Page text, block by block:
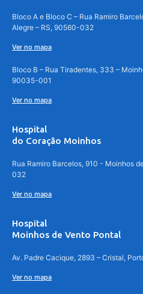
Bloco A e Bloco C – Rua Ramiro
Alegre – RS, 90560-032
Ver no mapa
Bloco B – Rua Tiradentes, 333 –
90035-001
Ver no mapa
Hospital
do Coração Moinhos
Rua Ramiro Barcelos, 910 - Moinhos
032
Ver no mapa
Hospital
Moinhos de Vento Pontal
Av. Padre Cacique, 2893 – Cristal,
Ver no mapa